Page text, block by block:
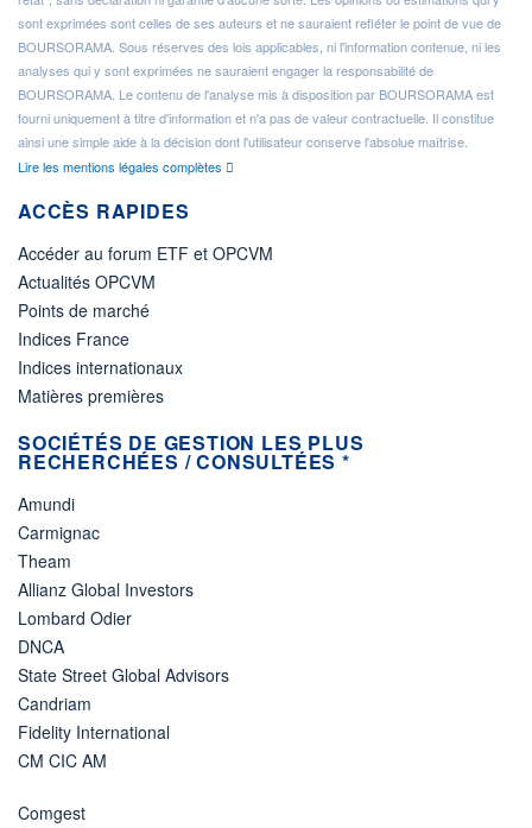
sont exprimées sont celles de ses auteurs et ne sauraient refléter le point de vue de
BOURSORAMA. Sous réserves des lois applicables, ni l'information contenue, ni les
analyses qui y sont exprimées ne sauraient engager la responsabilité de
BOURSORAMA. Le contenu de l'analyse mis à disposition par BOURSORAMA est
fourni uniquement à titre d'information et n'a pas de valeur contractuelle. Il constitue
ainsi une simple aide à la décision dont l'utilisateur conserve l'absolue maîtrise.
Lire les mentions légales complètes
ACCÈS RAPIDES
Accéder au forum ETF et OPCVM
Actualités OPCVM
Points de marché
Indices France
Indices internationaux
Matières premières
SOCIÉTÉS DE GESTION LES PLUS
RECHERCHÉES / CONSULTÉES *
Amundi
Carmignac
Theam
Allianz Global Investors
Lombard Odier
DNCA
State Street Global Advisors
Candriam
Fidelity International
CM CIC AM
Comgest